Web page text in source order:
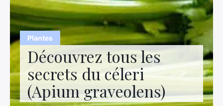
Plantes
Découvrez tous les
secrets du céleri
(Apium graveolens)
Hightech
Loisirs